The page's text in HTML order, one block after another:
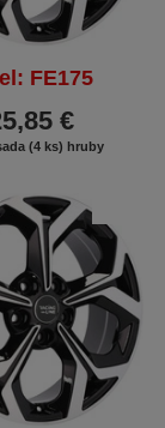
FE175
€
(4 ks) hruby